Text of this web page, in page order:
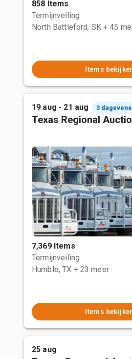
858 Items
Termijnveiling
North Battleford, SK + 45
Items
19 aug - 21 aug 3
Texas Regional
7,369 Items
Termijnveiling
Humble, TX + 23 meer
Items
25 aug